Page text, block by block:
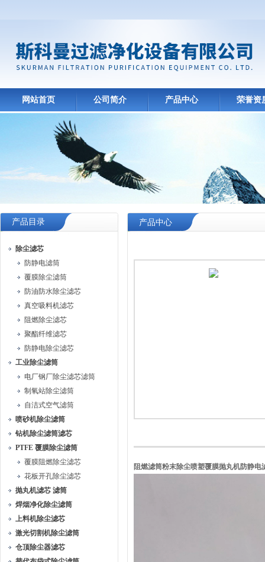
网站首页 公司简介 产品中心 荣誉资
产品目录
除尘滤芯
防静电滤筒
覆膜除尘滤筒
防油防水除尘滤芯
真空吸料机滤芯
阻燃除尘滤芯
聚酯纤维滤芯
防静电除尘滤芯
工业除尘滤筒
电厂钢厂除尘滤芯滤筒
制氧站除尘滤筒
自洁式空气滤筒
喷砂机除尘滤筒
钻机除尘滤筒滤芯
PTFE 覆膜除尘滤筒
覆膜阻燃除尘滤芯
花板开孔除尘滤芯
抛丸机滤芯 滤筒
焊烟净化除尘滤筒
上料机除尘滤芯
激光切割机除尘滤筒
仓顶除尘器滤芯
产品中心
阻燃滤筒粉末除尘喷塑覆膜抛丸机防静电